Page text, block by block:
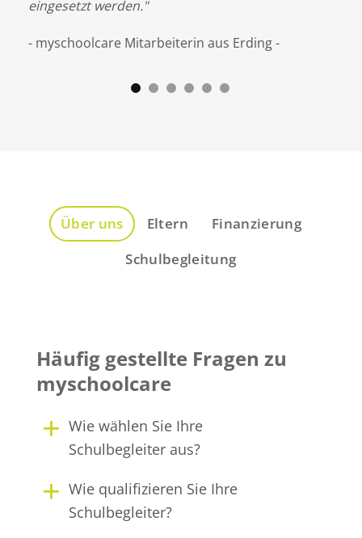
eingesetzt werden."
- myschoolcare Mitarbeiterin aus Erding -
Über uns Eltern
Finanzierung
Schulbegleitung
Häufig gestellte Fragen zu
myschoolcare
Wie wählen Sie Ihre
Schulbegleiter aus?
Wie qualifizieren Sie Ihre
Schulbegleiter?